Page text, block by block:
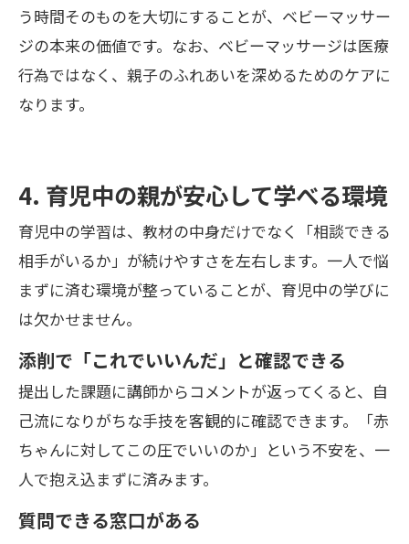
う時間そのものを大切にすることが、ベビーマッサー
ジの本来の価値です。なお、ベビーマッサージは医療
行為ではなく、親子のふれあいを深めるためのケアに
なります。
4. 育児中の親が安心して学べる環境
育児中の学習は、教材の中身だけでなく「相談できる
相手がいるか」が続けやすさを左右します。一人で悩
まずに済む環境が整っていることが、育児中の学びに
は欠かせません。
添削で「これでいいんだ」と確認できる
提出した課題に講師からコメントが返ってくると、自
己流になりがちな手技を客観的に確認できます。「赤
ちゃんに対してこの圧でいいのか」という不安を、一
人で抱え込まずに済みます。
質問できる窓口がある